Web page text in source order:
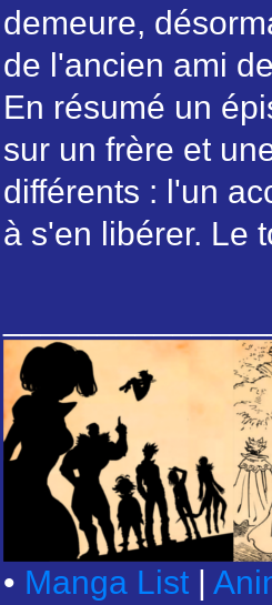
demeure,
de l'ancien ami
En résumé un
sur un frère et
différents : l'un
à s'en libérer. Le
• Manga List |